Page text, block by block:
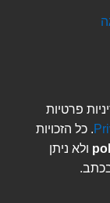
פרטיות
. כל הזכויות
ולא ניתן